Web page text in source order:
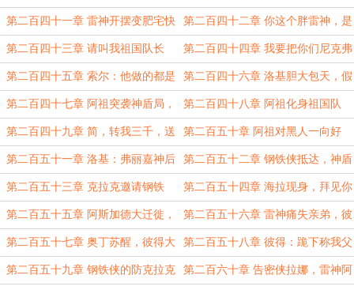
复仇迫在眉睫 拉克选择人情世故
第二百四十一章 雷神开摆变肥宅快
乐神
第二百四十二章 你这个胖雷神，是
彻底赖上我了
第二百四十三章 请叫我祖国队长 第二百四十四章 我要把你们尼克弗
瑞局长，抓去种棉花
第二百四十五章 索尔：他做的都是
我的动作啊！
第二百四十六章 洛基胆大包天，假
冒奥丁搞离婚
第二百四十七章 阿祖突袭神盾局，
黑寡妇现身
第二百四十八章 阿祖化身祖国队
长，绑架尼克弗瑞
第二百四十九章 简，转我三千，送
你去英灵殿
第二百五十章 阿祖对黑人一向好
客，所以经常邀请到家里
第二百五十一章 洛基：弗丽嘉神后
不行，娶海拉可以吗？
第二百五十二章 钢铁侠抵达，神盾
局局长漂白
第二百五十三章 克拉克邀请钢铁
侠，担任农场铁匠
第二百五十四章 海拉现身，拜见你
的女王
第二百五十五章 阿斯加德大迁徙，
仙宫大战
第二百五十六章 雷神痛失亲弟，彼
得入梦做老爹
第二百五十七章 奥丁苏醒，彼得大
战海拉
第二百五十八章 彼得：跪下称我父
亲，我赦免你的罪过，海拉
第二百五十九章 钢铁侠的防克拉克 第二百六十章 告密侠拉娜，雷神阿